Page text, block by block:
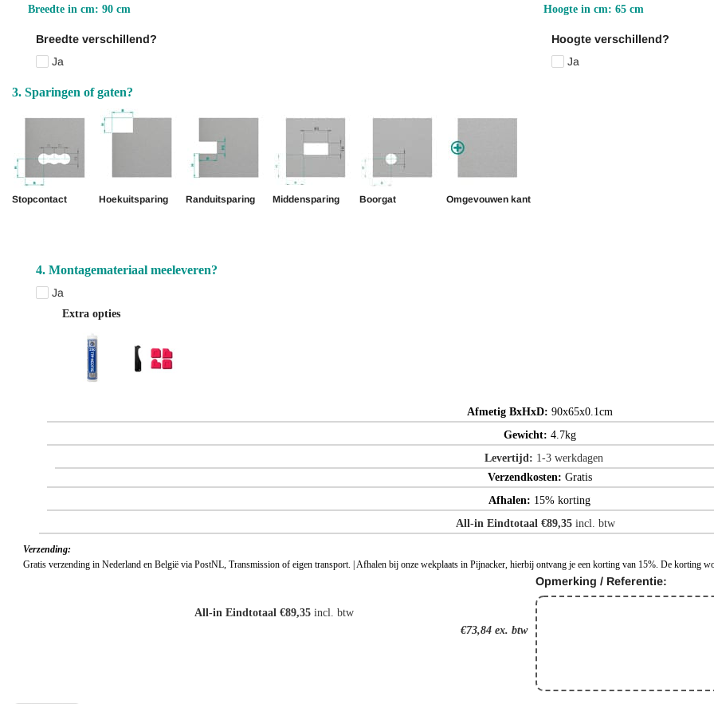
Breedte in cm: 90 cm
Breedte verschillend?
Ja
Hoogte in cm: 65 cm
Hoogte verschillend?
Ja
3. Sparingen of gaten?
Stopcontact Hoekuitsparing Randuitsparing Middensparing Boorgat Omgevouwen kant
4. Montagemateriaal meeleveren?
Ja
Extra opties
Afmetig BxHxD: 90x65x0.1cm
Gewicht: 4.7kg
Levertijd: 1-3 werkdagen
Verzendkosten: Gratis
Afhalen: 15% korting
All-in Eindtotaal €89,35 incl. btw
Verzending:
Gratis verzending in Nederland en België via PostNL, Transmission of eigen transport. | Afhalen bij onze wekplaats in Pijnacker, hierbij ontvang je een korting van 15%. De korting
All-in Eindtotaal €89,35incl. btw
€73,84 ex. btw
Opmerking / Referentie: